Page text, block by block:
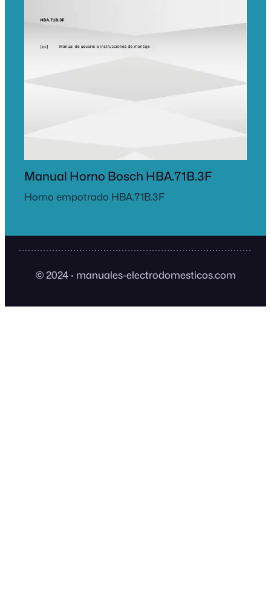
Manual Horno Bosch HBA.71B.3F
Horno empotrado HBA.71B.3F
© 2024 · manuales-electrodomesticos.com